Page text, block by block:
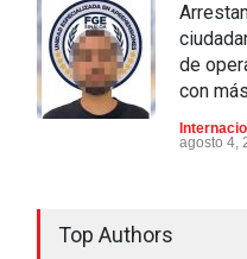
de
con
agosto 4,
Top Authors